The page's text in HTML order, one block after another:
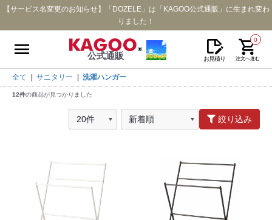
【サービス名変更のお知らせ】「DOZELE」は「KAGOO公式通販」に生まれ変わ
りました！
公式通販 お見積り
0
注文へ進む
全て サニタリー 洗濯ハンガー
12件の商品が見つかりました
絞り込み